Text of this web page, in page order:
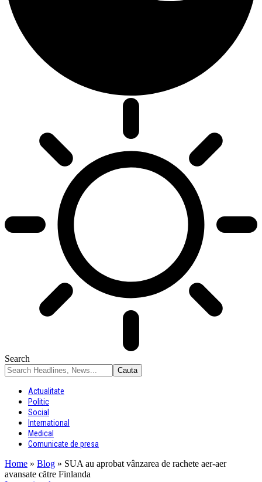
Search
Actualitate
Politic
Social
International
Medical
Comunicate de presa
Home » Blog » SUA au aprobat vânzarea de rachete aer-aer
avansate către Finlanda